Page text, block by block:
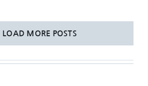
LOAD MORE POSTS